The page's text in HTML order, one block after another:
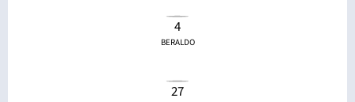
4
BERALDO
27